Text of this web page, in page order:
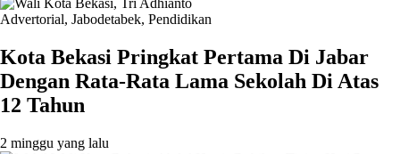
Advertorial, Jabodetabek, Pendidikan
Kota Bekasi Pringkat Pertama Di Jabar
Dengan Rata-Rata Lama Sekolah Di Atas
12 Tahun
2 minggu yang lalu